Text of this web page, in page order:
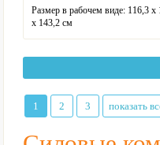
Размер в рабочем виде: 116,3 х
х 143,2 см
Размер сиденья:32 х 26 см
Гарантия:
12 месяцев
1 2 3 показать